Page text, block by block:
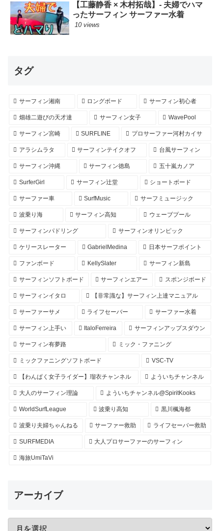
【工藤静香 × 木村拓哉】- 夫婦でハマ
ったサーフィン サーファー水着
10 views
タグ
サーフィン湘南 ロングボード サーフィン初心者
畑雄二遊びの天才達 サーフィン女子 WavePool
サーフィン宮崎 SURFLINE プロサーファー河村カイサ
アラシムラタ サーフィンテイクオフ 台風サーフィン
サーフィン沖縄 サーフィン徳島 五十嵐カノア
SurferGirl サーフィン辻堂 ショートボード
サーファー車 SurfMusic サーフミュージック
波乗り海 サーフィン高知 ウェーブプール
サーフィンパドリング サーフィンオリンピック
ケリースレーター GabrielMedina 日本サーフポイント
ファンボード KellySlater サーフィン新島
サーフィンソフトボード サーフィンエアー スポンジボード
サーフィンイタロ 【非常識な】サーフィン上達マニュアル
サーファーサメ ライフセーバー サーファー水着
サーフィン上手い ItaloFerreira サーフィンアップスダウン
サーフィン有夢路 ミック・ファニング
ミックファニングソフトボード VSC-TV
【わんぱく女子ライダー】瑠衣チャンネル よういちチャンネル
大人のサーフィン理論 よういちチャンネル@SpiritKooks
WorldSurfLeague 波乗り高知 黒川楓海都
波乗り夫婦ちゃんねる サーファー救助 ライフセーバー救助
SURFMEDIA 大人プロサーファーのサーフィン
海旅UmiTaVi
アーカイブ